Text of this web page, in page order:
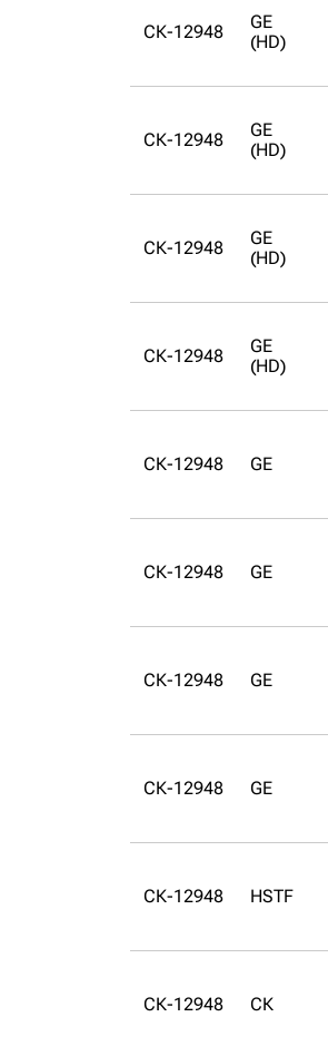
СК-12948
GE
(HD)
СК-12948
GE
(HD)
СК-12948
GE
(HD)
СК-12948
GE
(HD)
СК-12948 GE
СК-12948 GE
СК-12948 GE
СК-12948 GE
СК-12948 HSTF
СК-12948 СК